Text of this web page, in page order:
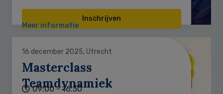
Inschrijven
Meer informatie
16 december 2025, Utrecht
Masterclass
Teamdynamiek
09:00 - 16:30